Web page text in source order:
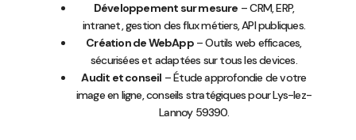
Développement sur mesure – CRM, ERP,
intranet, gestion des flux métiers, API publiques.
Création de WebApp– Outils web efficaces,
sécurisées et adaptées sur tous les devices.
Audit et conseil – Étude approfondie de votre
image en ligne, conseils stratégiques pour Lys-lez-
Lannoy 59390.